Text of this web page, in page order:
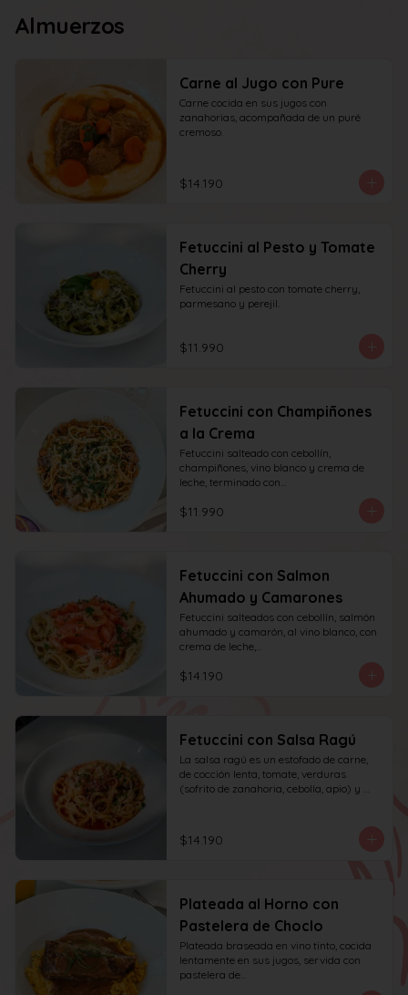
Almuerzos
Carne al Jugo con Pure
Carne cocida en sus jugos con
zanahorias, acompañada de un puré
cremoso.
$14.190
Fetuccini al Pesto y Tomate
Cherry
Fetuccini al pesto con tomate cherry,
parmesano y perejil.
$11.990
Fetuccini con Champiñones
a la Crema
Fetuccini salteado con cebollín,
champiñones, vino blanco y crema de
leche, terminado con
$11.990
Fetuccini con Salmon
Ahumado y Camarones
Fetuccini salteados con cebollín, salmón
ahumado y camarón, al vino blanco, con
crema de leche,
$14.190
Fetuccini con Salsa Ragú
La salsa ragú es un estofado de carne,
de cocción lenta, tomate, verduras
(sofrito de zanahoria, cebolla, apio) y
$14.190
Plateada al Horno con
Pastelera de Choclo
Plateada braseada en vino tinto, cocida
lentamente en sus jugos, servida con
pastelera de